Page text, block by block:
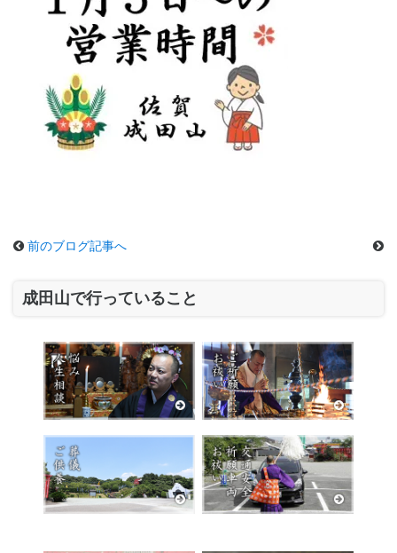
前のブログ記事へ
成田山で行っていること